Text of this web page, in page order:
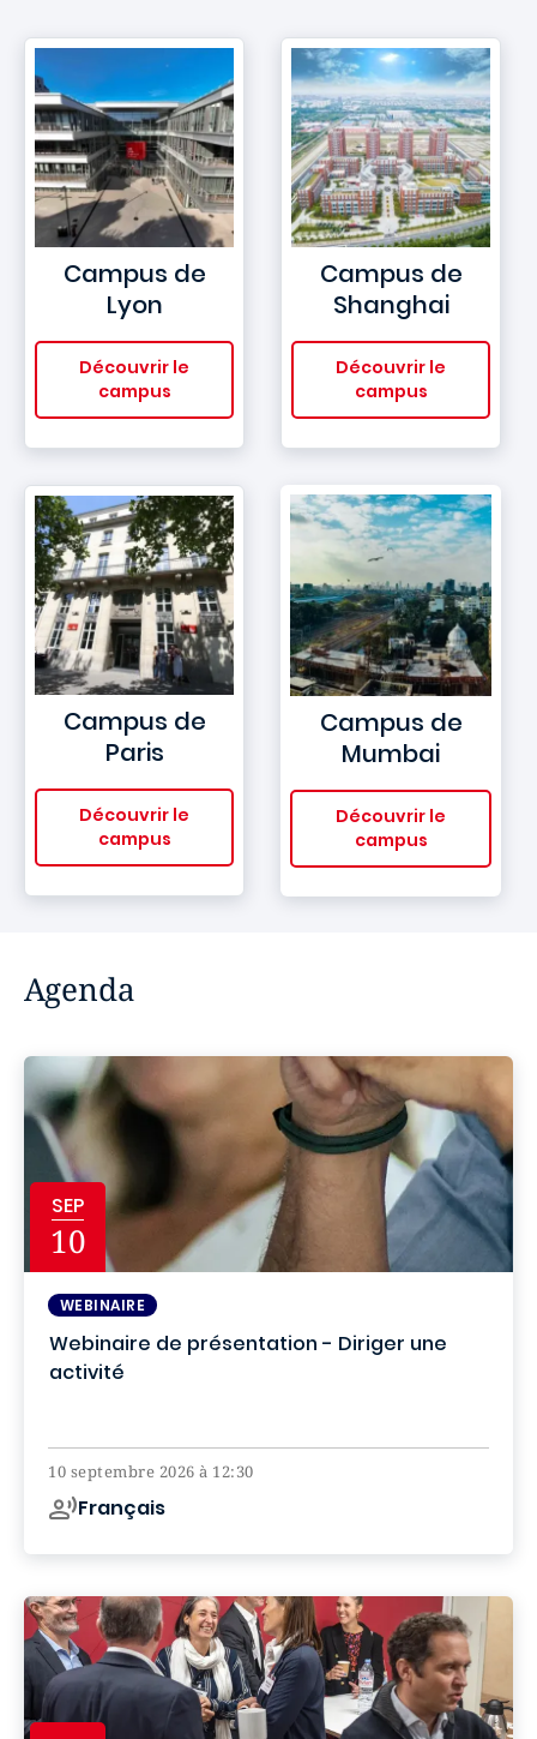
Campus de
Lyon
Découvrir le
campus
Campus de
Shanghai
Découvrir le
campus
Campus de
Paris
Découvrir le
campus
Campus de
Mumbai
Découvrir le
campus
Agenda
SEP
10
WEBINAIRE
Webinaire de présentation - Diriger une
activité
10 septembre 2026 à 12:30
Français